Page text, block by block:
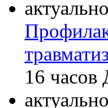
16 часов